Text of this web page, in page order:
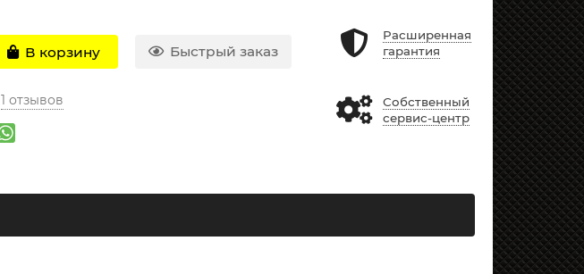
В корзину Быстрый заказ
1 отзывов
Расширенная
гарантия
Собственный
сервис-центр